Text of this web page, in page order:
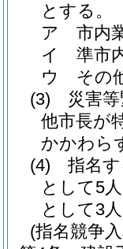
とする。
ア
市内
イ
準市
ウ
その
(3)
災害
他市長が
かかわら
(4)
指名
として5
として3
(指名競争